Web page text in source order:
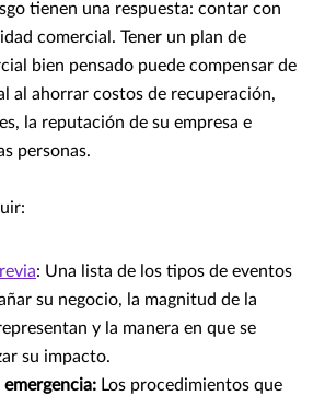
tienen una respuesta: contar con
comercial. Tener un plan de
bien pensado puede compensar de
al ahorrar costos de recuperación,
la reputación de su empresa e
personas.
: Una lista de los tipos de eventos
su negocio, la magnitud de la
y la manera en que se
su impacto.
emergencia: Los procedimientos que